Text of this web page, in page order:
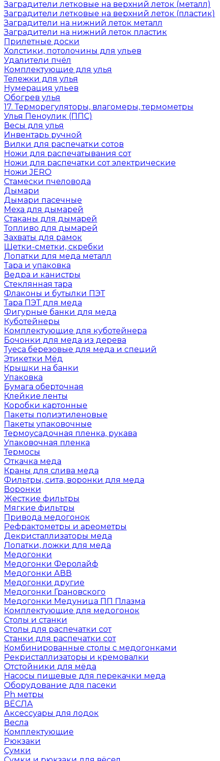
Заградители летковые на верхний леток (металл)
Заградители летковые на верхний леток (пластик)
Заградители на нижний леток металл
Заградители на нижний леток пластик
Прилетные доски
Холстики, потолочины для ульев
Удалители пчёл
Комплектующие для улья
Тележки для улья
Нумерация ульев
Обогрев улья
17. Терморегуляторы, влагомеры, термометры
Улья Пеноулик (ППС)
Весы для улья
Инвентарь ручной
Вилки для распечатки сотов
Ножи для распечатывания сот
Ножи для распечатки сот электрические
Ножи JERO
Стамески пчеловода
Дымари
Дымари пасечные
Меха для дымарей
Стаканы для дымарей
Топливо для дымарей
Захваты для рамок
Щетки-сметки, скребки
Лопатки для меда металл
Тара и упаковка
Ведра и канистры
Стеклянная тара
Флаконы и бутылки ПЭТ
Тара ПЭТ для меда
Фигурные банки для меда
Куботейнеры
Комплектующие для куботейнера
Бочонки для меда из дерева
Туеса березовые для меда и специй
Этикетки Мёд
Крышки на банки
Упаковка
Бумага оберточная
Клейкие ленты
Коробки картонные
Пакеты полиэтиленовые
Пакеты упаковочные
Термоусадочная пленка, рукава
Упаковочная пленка
Термосы
Откачка меда
Краны для слива меда
Фильтры, сита, воронки для меда
Воронки
Жесткие фильтры
Мягкие фильтры
Привода медогонок
Рефрактометры и ареометры
Декристаллизаторы меда
Лопатки, ложки для меда
Медогонки
Медогонки Феролайф
Медогонки АВВ
Медогонки другие
Медогонки Грановского
Медогонки Медуница ПП Плазма
Комплектующие для медогонок
Столы и станки
Столы для распечатки сот
Станки для распечатки сот
Комбинированные столы с медогонками
Рекристаллизаторы и кремовалки
Отстойники для мёда
Насосы пищевые для перекачки меда
Оборудование для пасеки
Ph метры
ВЁСЛА
Аксессуары для лодок
Весла
Комплектующие
Рюкзаки
Сумки